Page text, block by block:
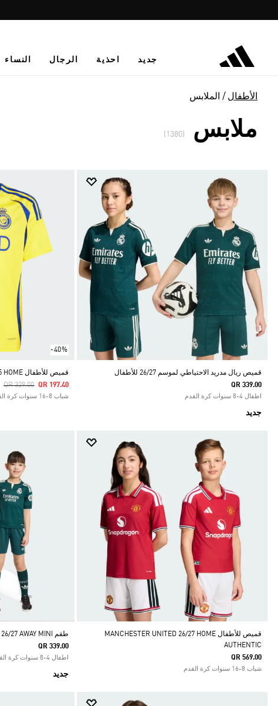
جديد احذية الرجال النساء
الأطفال الملابس
ملابس (1380)
قميص ريال مدريد الاحتياطي لموسم 26/27 للأطفال
QR 339.00
اطفال 4-8 سنوات كرة القدم
جديد
-40%
قميص للأطفال ALNASSR FC 24/25 HOME
Price Reduced From
QR 329.00ToQR 197.40
شباب 8-16 سنوات كرة القدم
قميص للأطفال MANCHESTER UNITED 26/27 HOME
AUTHENTIC
QR 569.00
شباب 8-16 سنوات كرة القدم
طقم REAL MADRID 26/27 AWAY MINI
QR 339.00
اطفال 4-8 سنوات كرة القدم
جديد